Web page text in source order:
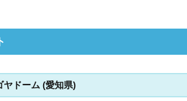
ヤドーム (愛知県)